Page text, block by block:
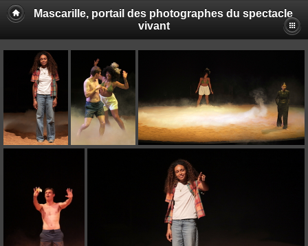
Mascarille, portail des photographes du spectacle
vivant